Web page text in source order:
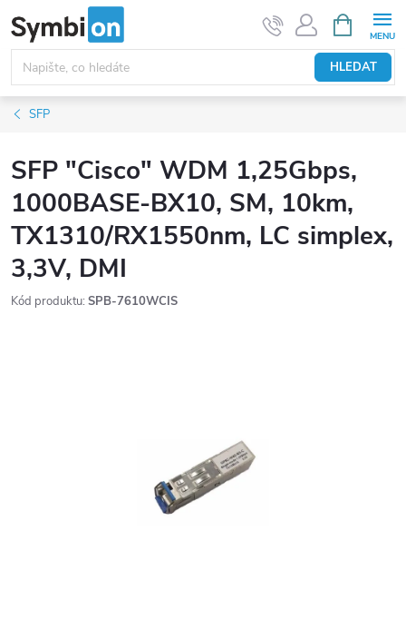
na
obsah
HLEDAT
NÁKUPNÍ
KOŠÍK
SFP
SFP "Cisco" WDM 1,25Gbps,
1000BASE-BX10, SM, 10km,
TX1310/RX1550nm, LC simplex,
3,3V, DMI
Kód produktu: SPB-7610WCIS